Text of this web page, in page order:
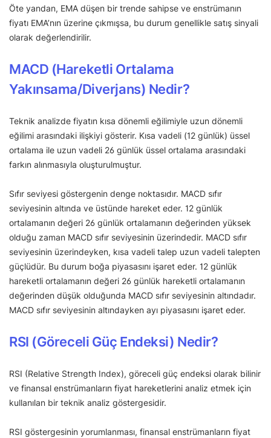
Öte yandan, EMA düşen bir trende sahipse ve enstrümanın
fiyatı EMA’nın üzerine çıkmışsa, bu durum genellikle satış sinyali
olarak değerlendirilir.
MACD (Hareketli Ortalama
Yakınsama/Diverjans) Nedir?
Teknik analizde fiyatın kısa dönemli eğilimiyle uzun dönemli
eğilimi arasındaki ilişkiyi gösterir. Kısa vadeli (12 günlük) üssel
ortalama ile uzun vadeli 26 günlük üssel ortalama arasındaki
farkın alınmasıyla oluşturulmuştur.
Sıfır seviyesi göstergenin denge noktasıdır. MACD sıfır
seviyesinin altında ve üstünde hareket eder. 12 günlük
ortalamanın değeri 26 günlük ortalamanın değerinden yüksek
olduğu zaman MACD sıfır seviyesinin üzerindedir. MACD sıfır
seviyesinin üzerindeyken, kısa vadeli talep uzun vadeli talepten
güçlüdür. Bu durum boğa piyasasını işaret eder. 12 günlük
hareketli ortalamanın değeri 26 günlük hareketli ortalamanın
değerinden düşük olduğunda MACD sıfır seviyesinin altındadır.
MACD sıfır seviyesinin altındayken ayı piyasasını işaret eder.
RSI (Göreceli Güç Endeksi) Nedir?
RSI (Relative Strength Index), göreceli güç endeksi olarak bilinir
ve finansal enstrümanların fiyat hareketlerini analiz etmek için
kullanılan bir teknik analiz göstergesidir.
RSI göstergesinin yorumlanması, finansal enstrümanların fiyat